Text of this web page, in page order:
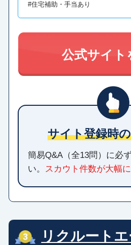
#住宅補助・手当あり
公式サイト
サイト登録時
簡易Q&A（全13問）に必
い。
スカウト件数が大幅
リクルート